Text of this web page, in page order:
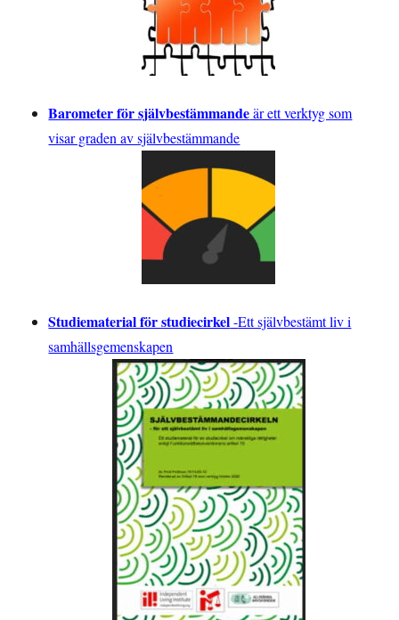
Barometer för självbestämmandeär ett verktyg som
visar graden av självbestämmande
Studiematerial för studiecirkel-Ett självbestämt liv i
samhällsgemenskapen